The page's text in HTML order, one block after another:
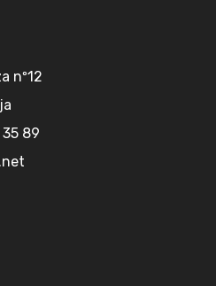
nº12
35 89